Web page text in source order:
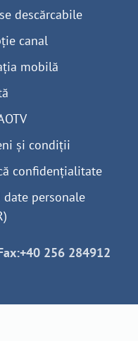
descărcabile
canal
mobilă
și condiții
confidențialitate
date personale
256 284912